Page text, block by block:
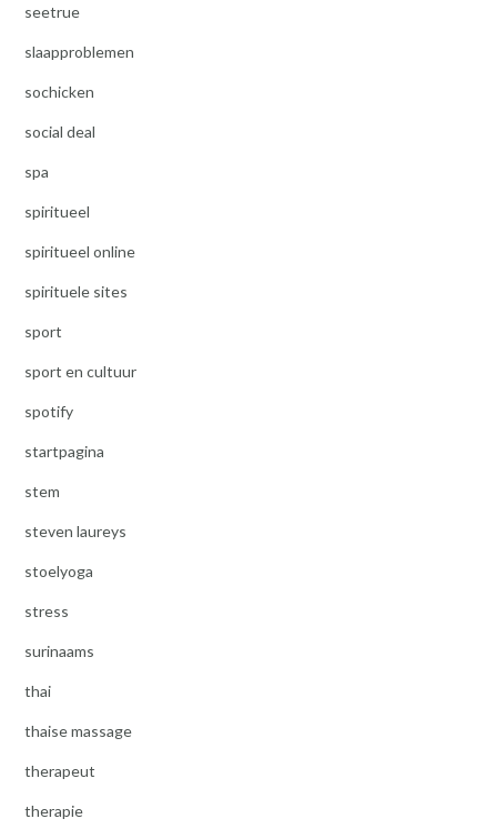
seetrue
slaapproblemen
sochicken
social deal
spa
spiritueel
spiritueel online
spirituele sites
sport
sport en cultuur
spotify
startpagina
stem
steven laureys
stoelyoga
stress
surinaams
thai
thaise massage
therapeut
therapie